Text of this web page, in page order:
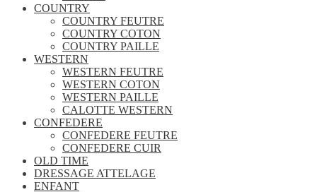
COUNTRY
COUNTRY FEUTRE
COUNTRY COTON
COUNTRY PAILLE
WESTERN
WESTERN FEUTRE
WESTERN COTON
WESTERN PAILLE
CALOTTE WESTERN
CONFEDERE
CONFEDERE FEUTRE
CONFEDERE CUIR
OLD TIME
DRESSAGE ATTELAGE
ENFANT